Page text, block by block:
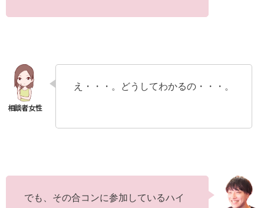
え・・・。どうしてわかるの・・・。
でも、その合コンに参加しているハイ